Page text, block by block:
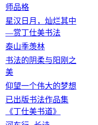
师品格
星汉日月，灿烂其中
—赏丁仕美书法
泰山季羡林
书法的阴柔与阳刚之
美
仰望一个伟大的梦想
已出版书法作品集
《丁仕美书道》